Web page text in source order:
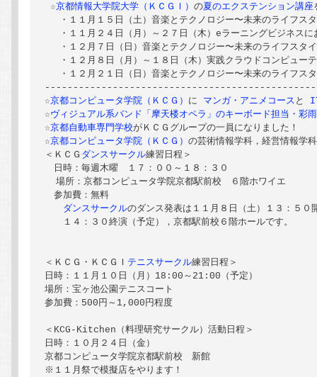
☆京都情報大学院大学（ＫＣＧＩ）の夏のエクステンション講座
・１１月１５日（土）音楽とテクノロジー〜未来のライフス
・１１月２４日（月）～２７日（木）eラーニングビジネスに
・１２月７日（日）音楽とテクノロジー〜未来のライフスタ
・１２月８日（月）～１８日（木）実践クラウドコンピュー
・１２月２１日（日）音楽とテクノロジー〜未来のライフス
☆京都コンピュータ学院（ＫＣＧ） に マンガ・アニメコース と
☆ヴィジュアル系バンド「摩天楼オペラ」のキーボード担当・彩
☆京都自動車専門学校がＫＣＧグループの一員になりました！
☆京都コンピュータ学院（ＫＣＧ）の芸術情報学科，経営情報学
＜ＫＣＧ ダンスサークル練習日程＞
日時：毎週木曜　１７：００～１８：３０
場所：京都コンピュータ学院京都駅前校　６階ホワイエ
参加費：無料
ダンスサークルのダンス発表は１１月８日（土）１３：５０
１４：３０終演（予定），京都駅前校６階ホールです。
＜ＫＣＧ・ＫＣＧＩ テニスサークル練習日程＞
日時：１１月１０日（月）18:00～21:00（予定）
場所：宝ヶ池公園テニスコート
参加費：500円～1,000円程度
＜KCG-Kitchen（料理研究サークル）活動日程＞
日時：１０月２４日（金）
京都コンピュータ学院京都駅前校　新館
※１１月祭で模擬店をやります！